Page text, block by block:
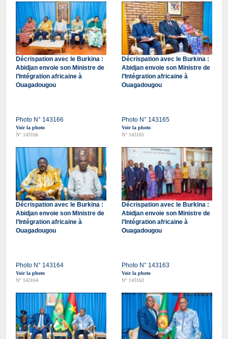
Décrispation avec le Burkina :
Abidjan envoie son Ministre de
l’Intégration africaine à
Ouagadougou
Photo N° 143166
Voir la photo
N° 143166
Décrispation avec le Burkina :
Abidjan envoie son Ministre de
l’Intégration africaine à
Ouagadougou
Photo N° 143165
Voir la photo
N° 143165
Décrispation avec le Burkina :
Abidjan envoie son Ministre de
l’Intégration africaine à
Ouagadougou
Photo N° 143164
Voir la photo
N° 143164
Décrispation avec le Burkina :
Abidjan envoie son Ministre de
l’Intégration africaine à
Ouagadougou
Photo N° 143163
Voir la photo
N° 143163